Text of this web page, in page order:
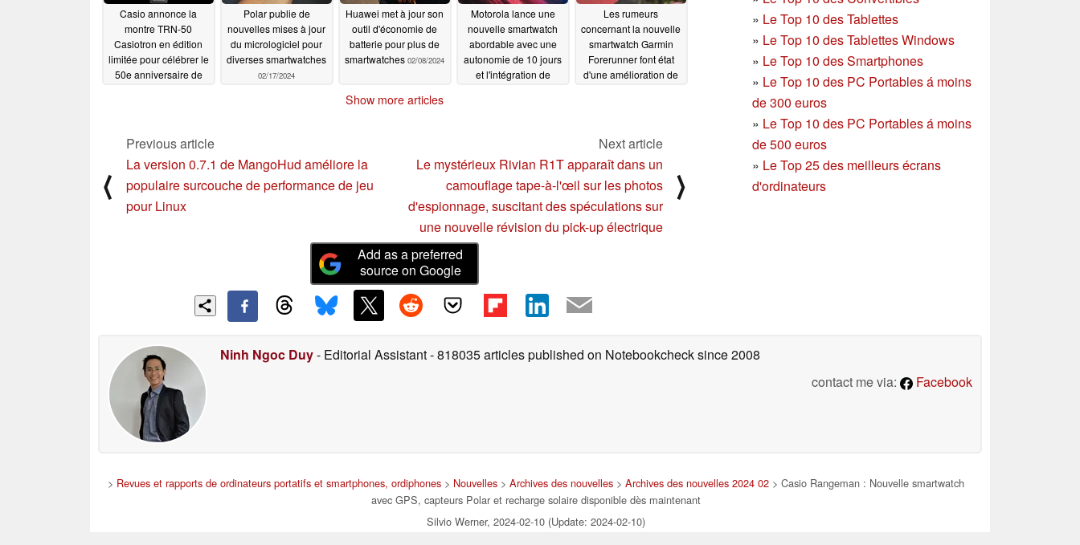
» Le Top 10 des Tablettes
» Le Top 10 des Tablettes Windows
» Le Top 10 des Smartphones
» Le Top 10 des PC Portables á moins
de 300 euros
» Le Top 10 des PC Portables á moins
de 500 euros
» Le Top 25 des meilleurs écrans
d'ordinateurs
Casio annonce la
montre TRN-50
Casiotron en édition
limitée pour célébrer le
50e anniversaire de
Polar publie de
nouvelles mises à jour
du micrologiciel pour
diverses smartwatches
02/17/2024
Huawei met à jour son
outil d'économie de
batterie pour plus de
smartwatches 02/08/2024
Motorola lance une
nouvelle smartwatch
abordable avec une
autonomie de 10 jours
et l'intégration de
Les rumeurs
concernant la nouvelle
smartwatch Garmin
Forerunner font état
d'une amélioration de
Show more articles
⟨
Previous article
La version 0.7.1 de MangoHud améliore la
populaire surcouche de performance de jeu
pour Linux
Next article
Le mystérieux Rivian R1T apparaît dans un
camouflage tape-à-l'œil sur les photos
d'espionnage, suscitant des spéculations sur
une nouvelle révision du pick-up électrique
⟩
Add as a preferred
source on Google
Ninh Ngoc Duy- Editorial Assistant- 818035 articles published on Notebookchecksince 2008
contact me via:
Facebook
> Revues et rapports de ordinateurs portatifs et smartphones, ordiphones > Nouvelles > Archives des nouvelles > Archives des nouvelles 2024 02 > Casio Rangeman : Nouvelle smartwatch
avec GPS, capteurs Polar et recharge solaire disponible dès maintenant
Silvio Werner, 2024-02-10 (Update: 2024-02-10)